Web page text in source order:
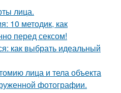
лица.
10 методик, как
перед сексом!
как выбрать идеальный
лица и тела объекта
фотографии.